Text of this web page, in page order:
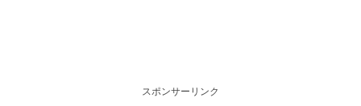
スポンサーリンク